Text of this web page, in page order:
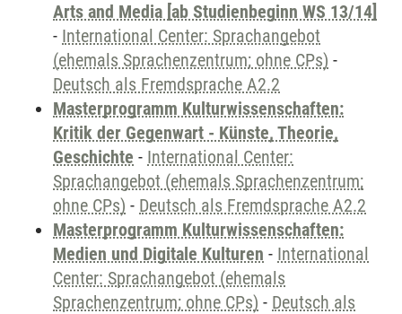
Arts and Media [ab Studienbeginn WS 13/14]
- International Center: Sprachangebot
(ehemals Sprachenzentrum; ohne CPs) -
Deutsch als Fremdsprache A2.2
Masterprogramm Kulturwissenschaften:
Kritik der Gegenwart - Künste, Theorie,
Geschichte - International Center:
Sprachangebot (ehemals Sprachenzentrum;
ohne CPs) - Deutsch als Fremdsprache A2.2
Masterprogramm Kulturwissenschaften:
Medien und Digitale Kulturen - International
Center: Sprachangebot (ehemals
Sprachenzentrum; ohne CPs) - Deutsch als